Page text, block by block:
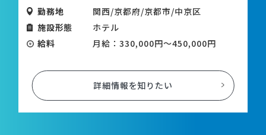
勤務地
関西/京都府/京都市/中京区
施設形態
ホテル
月給：330,000円～450,000円
詳細情報を知りたい